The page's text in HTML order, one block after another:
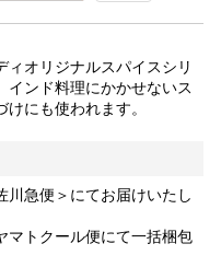
ィオリジナルスパイスシリ
インド料理にかかせないス
にも使われます。
川急便＞にてお届けいたし
トクール便にて一括梱包